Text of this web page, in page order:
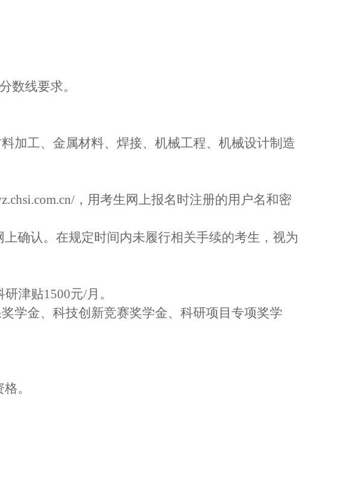
数线要求。
加工、金属材料、焊接、机械工程、机械设计制造
，用考生网上报名时注册的用户名和密
确认。在规定时间内未履行相关手续的考生，视为
研津贴1500元/月。
学金、 科技创新竞赛奖学金、 科研项目专项奖学
。